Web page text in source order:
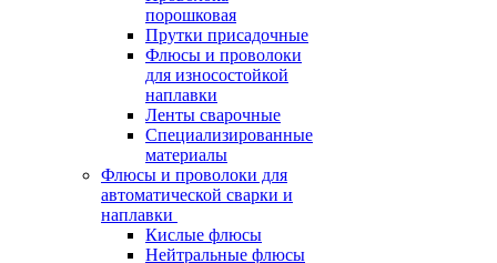
порошковая
Прутки присадочные
Флюсы и проволоки
для износостойкой
наплавки
Ленты сварочные
Специализированные
материалы
Флюсы и проволоки для
автоматической сварки и
наплавки
Кислые флюсы
Нейтральные флюсы